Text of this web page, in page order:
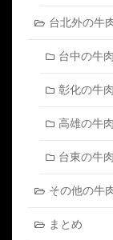
台北外の牛
台中の牛
彰化の牛
高雄の牛
台東の牛
その他の牛
まとめ